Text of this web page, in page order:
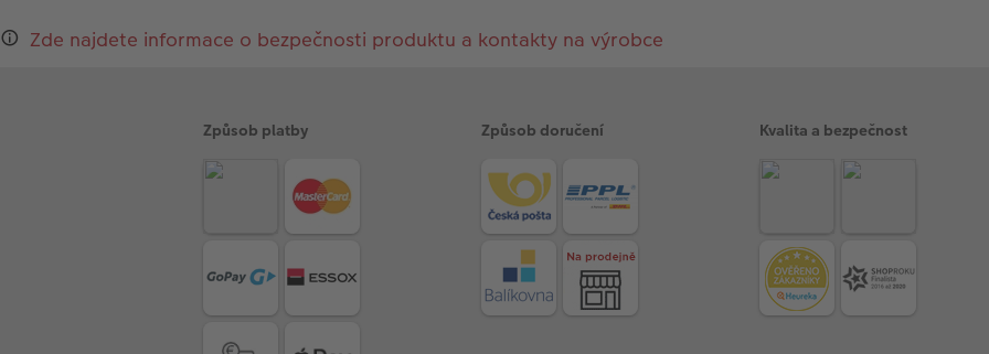
Zde najdete informace o bezpečnosti produktu a kontakty na výrobce
Způsob platby Způsob doručení Kvalita a bezpečnost